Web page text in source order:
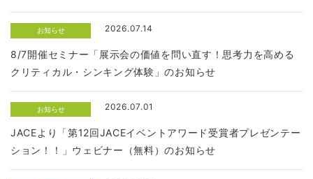
お知らせ 2026.07.14
8/7開催セミナー「展示会の価値を問い直す！思考力を高める
クリティカル・シンキング体験」のお知らせ
お知らせ 2026.07.01
JACEより「第12回JACEイベントアワード受賞者プレゼンテー
ション！！」ウェビナー（無料）のお知らせ